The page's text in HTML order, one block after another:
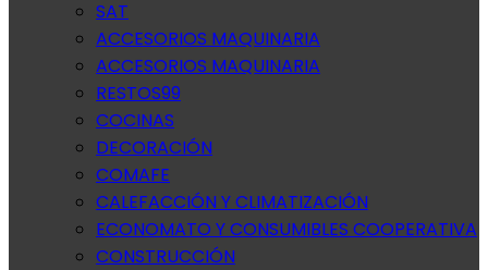
SAT
ACCESORIOS MAQUINARIA
ACCESORIOS MAQUINARIA
RESTOS99
COCINAS
DECORACIÓN
COMAFE
CALEFACCIÓN Y CLIMATIZACIÓN
ECONOMATO Y CONSUMIBLES COOPERATIVA
CONSTRUCCIÓN